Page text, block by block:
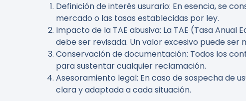
Definición de interés usurario: En esencia, se
mercado o las tasas establecidas por ley.
Impacto de la TAE abusiva: La TAE (Tasa
debe ser revisada. Un valor excesivo puede ser
Conservación de documentación: Todos los
para sustentar cualquier reclamación.
Asesoramiento legal: En caso de sospecha de
clara y adaptada a cada situación.